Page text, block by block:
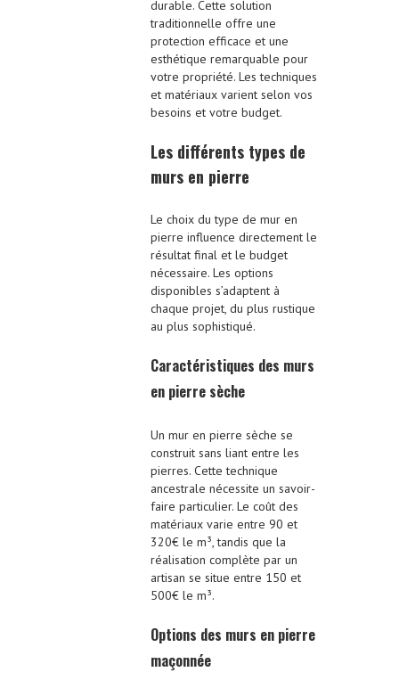
durable. Cette solution
traditionnelle offre une
protection efficace et une
esthétique remarquable pour
votre propriété. Les techniques
et matériaux varient selon vos
besoins et votre budget.
Les différents types de
murs en pierre
Le choix du type de mur en
pierre influence directement le
résultat final et le budget
nécessaire. Les options
disponibles s’adaptent à
chaque projet, du plus rustique
au plus sophistiqué.
Caractéristiques des murs
en pierre sèche
Un mur en pierre sèche se
construit sans liant entre les
pierres. Cette technique
ancestrale nécessite un savoir-
faire particulier. Le coût des
matériaux varie entre 90 et
320€ le m³, tandis que la
réalisation complète par un
artisan se situe entre 150 et
500€ le m³.
Options des murs en pierre
maçonnée